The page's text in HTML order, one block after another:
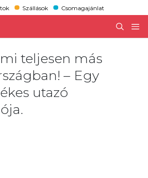
Szállások Csomagajánlat
teljesen más
– Egy
utazó